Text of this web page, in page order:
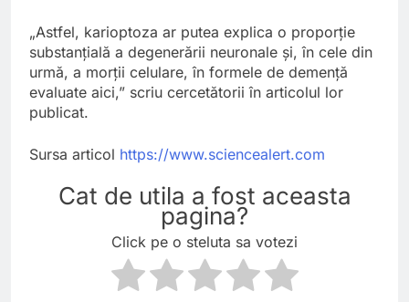
„Astfel, karioptoza ar putea explica o proporție
substanțială a degenerării neuronale și, în cele din
urmă, a morții celulare, în formele de demență
evaluate aici,” scriu cercetătorii în articolul lor
publicat.
Sursa articol https://www.sciencealert.com
Cat de utila a fost aceasta
pagina?
Click pe o steluta sa votezi